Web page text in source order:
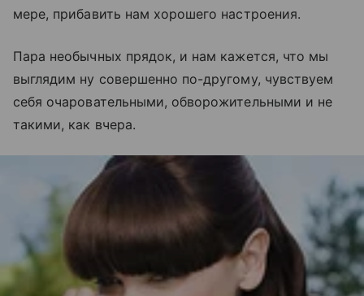
мере, прибавить нам хорошего настроения.
Пара необычных прядок, и нам кажется, что мы
выглядим ну совершенно по-другому, чувствуем
себя очаровательными, обворожительными и не
такими, как вчера.